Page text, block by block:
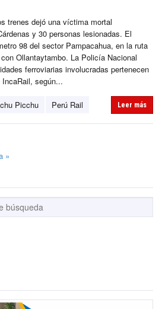
trenes dejó una víctima mortal
y 30 personas lesionadas. El
98 del sector Pampacahua, en la ruta
Ollantaytambo. La Policía Nacional
ferroviarias involucradas pertenecen
según...
Picchu Perú Rail Leer más
»